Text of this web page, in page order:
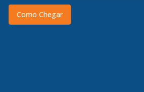
Como Chegar